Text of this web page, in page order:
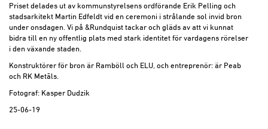
Priset delades ut av kommunstyrelsens ordförande Erik Pelling och
stadsarkitekt Martin Edfeldt vid en ceremoni i strålande sol invid bron
under onsdagen. Vi på &Rundquist tackar och gläds av att vi kunnat
bidra till en ny offentlig plats med stark identitet för vardagens rörelser
i den växande staden.
Konstruktörer för bron är Ramböll och ELU, och entreprenör: är Peab
och RK Metāls.
Fotograf: Kasper Dudzik
25-06-19